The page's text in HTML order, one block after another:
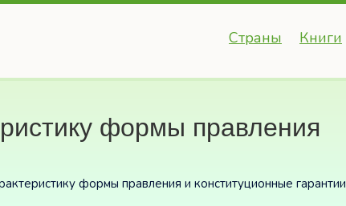
Страны Книги
формы правления
формы правления и конституционные гарантии